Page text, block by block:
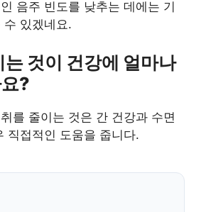
음주 빈도를 낮추는 데에는 기
수 있겠네요.
는 것이 건강에 얼마나
?
를 줄이는 것은 간 건강과 수면
직접적인 도움을 줍니다.